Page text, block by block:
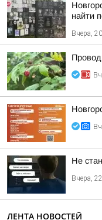
найти
Вчера,
Не
Вчера,
ЛЕНТА НОВОСТЕЙ